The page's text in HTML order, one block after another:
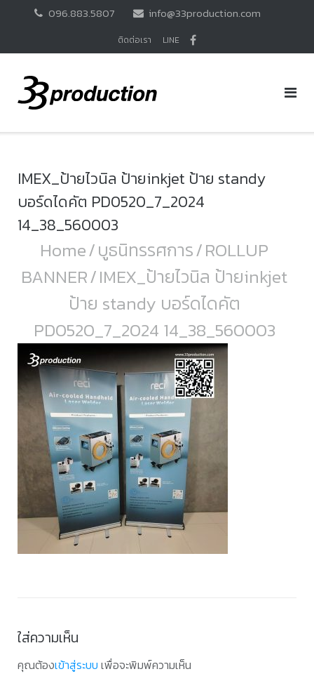
096.883.5807 info@33production.com
ติดต่อเรา LINE
IMEX_ป้ายไวนิล ป้ายinkjet ป้าย standy
บอร์ดไดคัต PD0520_7_2024
14_38_560003
Home/บูธนิทรรศการ/ROLLUP
BANNER/IMEX_ป้ายไวนิล ป้ายinkjet
ป้าย standy บอร์ดไดคัต
PD0520_7_2024 14_38_560003
ใส่ความเห็น
คุณต้องเข้าสู่ระบบ เพื่อจะพิมพ์ความเห็น